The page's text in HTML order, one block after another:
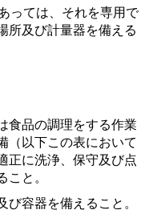
っては、それを専用で
所及び計量器を備える
食品の調理をする作業
（以下この表において
正に洗浄、保守及び点
と。
び容器を備えること。